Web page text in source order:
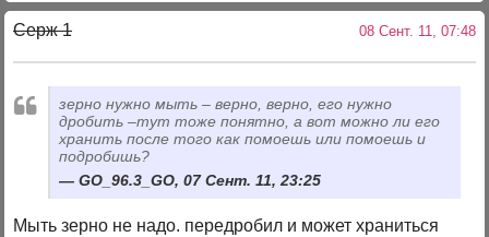
Серж 1 08 Сент. 11, 07:48
зерно нужно мыть – верно, верно, его нужно
дробить –тут тоже понятно, а вот можно ли его
хранить после того как помоешь или помоешь и
подробишь?
GO_96.3_GO, 07 Сент. 11, 23:25
Мыть зерно не надо. передробил и может храниться